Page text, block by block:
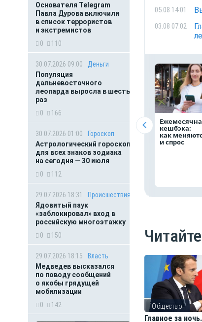
Основателя Telegram
Павла Дурова включили
в список террористов
и экстремистов
0
110
30.07.2026 09:00
Деньги
Популяция
дальневосточного
леопарда выросла в шесть
раз
0
166
30.07.2026 01:00
Гороскоп
Астрологический гороскоп
для всех знаков зодиака
на сегодня — 30 июля
0
112
29.07.2026 18:31
Происшествия
Ядовитый паук
«заблокировал» вход в
российскую многоэтажку
0
150
29.07.2026 18:15
Власть
Медведев высказался
по поводу сообщений
о якобы грядущей
мобилизации
0
142
05.08 14:01
03.08 07:02
кешбэка:
как
и спрос
Общество
Главное за